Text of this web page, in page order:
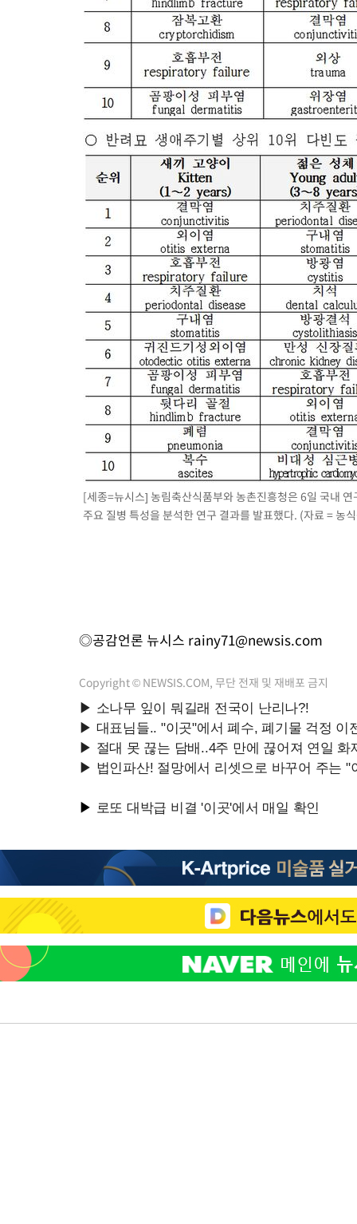
[세종=뉴시스] 농림축산식품부와 농촌진흥청은 6일 국내
주요 질병 특성을 분석한 연구 결과를 발표했다. (자료 =
◎공감언론 뉴시스 rainy71@newsis.com
Copyright © NEWSIS.COM, 무단 전재 및 재배포 금지